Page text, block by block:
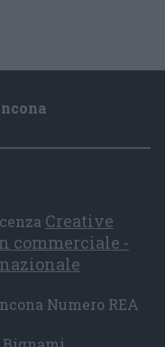
Creative
commerciale -
Numero REA